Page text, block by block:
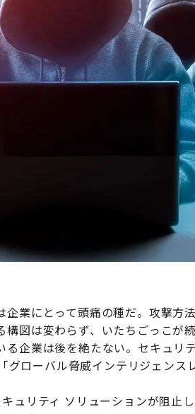
業にとって頭痛の種だ。攻撃方
図は変わらず、いたちごっこが
る企業は後を絶たない。セキュリ
ローバル脅威インテリジェンス
ュリティ ソリューションが阻止